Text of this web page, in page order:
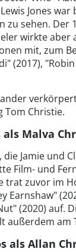
Jones war
zu sehen. Der
wirkte aber
mit, zum
(2017),
Christie.
als Malva
die Jamie und
Film- und
trat zuvor im
Earnshaw"
(2020) auf.
außerdem am
als Allan